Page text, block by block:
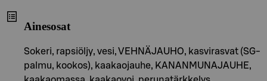
Ainesosat
Sokeri, rapsiöljy, vesi, VEHNÄJAUHO, kasvirasvat (SG-
palmu, kookos), kaakaojauhe, KANANMUNAJAUHE,